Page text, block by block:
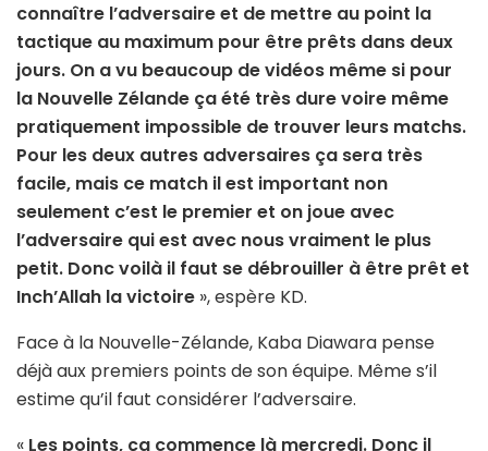
connaître l’adversaire et de mettre au point la
tactique au maximum pour être prêts dans deux
jours. On a vu beaucoup de vidéos même si pour
la Nouvelle Zélande ça été très dure voire même
pratiquement impossible de trouver leurs matchs.
Pour les deux autres adversaires ça sera très
facile, mais ce match il est important non
seulement c’est le premier et on joue avec
l’adversaire qui est avec nous vraiment le plus
petit. Donc voilà il faut se débrouiller à être prêt et
Inch’Allah la victoire », espère KD.
Face à la Nouvelle-Zélande, Kaba Diawara pense
déjà aux premiers points de son équipe. Même s’il
estime qu’il faut considérer l’adversaire.
« Les points, ça commence là mercredi. Donc il